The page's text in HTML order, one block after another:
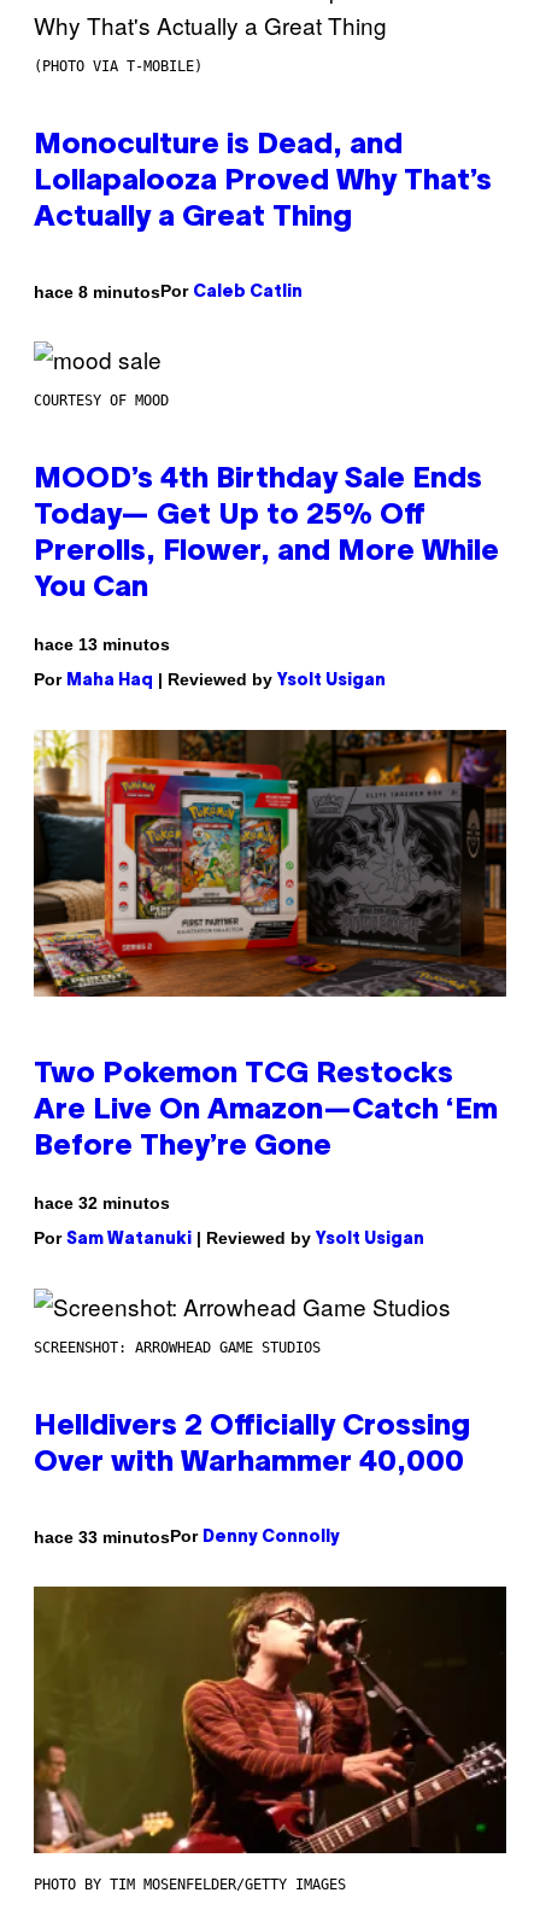
(PHOTO VIA T-MOBILE)
Monoculture is Dead, and
Lollapalooza Proved Why That’s
Actually a Great Thing
hace 8 minutosPor Caleb Catlin
COURTESY OF MOOD
MOOD’s 4th Birthday Sale Ends
Today— Get Up to 25% Off
Prerolls, Flower, and More While
You Can
hace 13 minutos
Por Maha Haq | Reviewed by Ysolt Usigan
Two Pokemon TCG Restocks
Are Live On Amazon—Catch ‘Em
Before They’re Gone
hace 32 minutos
Por Sam Watanuki | Reviewed by Ysolt Usigan
SCREENSHOT: ARROWHEAD GAME STUDIOS
Helldivers 2 Officially Crossing
Over with Warhammer 40,000
hace 33 minutosPor Denny Connolly
PHOTO BY TIM MOSENFELDER/GETTY IMAGES